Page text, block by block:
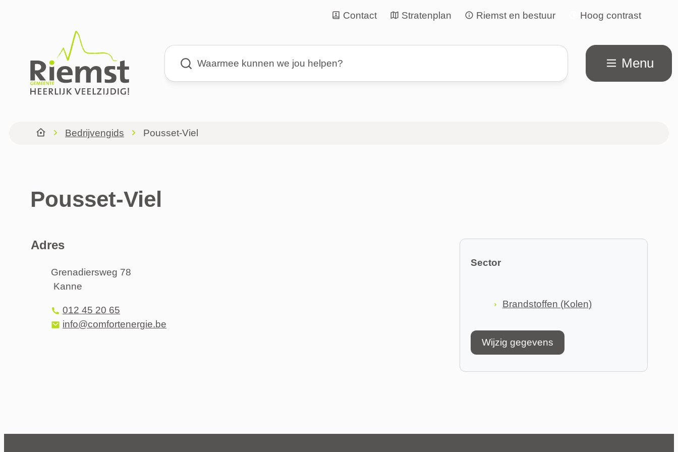
Contact Stratenplan Riemst en bestuur Hoog contrast
Waarmee kunnen we jou helpen?
Menu
Startpagina
Bedrijvengids Pousset-Viel
Pousset-Viel
Adres
AdresGrenadiersweg 78
Kanne
012 45 20 65
E-mail info@comfortenergie.be
Sector
Brandstoffen (Kolen)
Wijzig gegevens